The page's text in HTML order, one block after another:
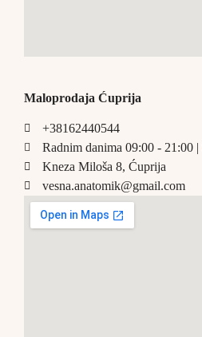
Maloprodaja Ćuprija
+38162440544
Radnim danima 09:00 - 21:00
Kneza Miloša 8, Ćuprija
vesna.anatomik@gmail.com​